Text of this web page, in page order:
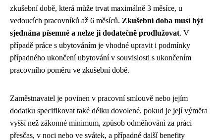
zkušební době, která může trvat maximálně 3 měsíce, u
vedoucích pracovníků až 6 měsíců. Zkušební doba musí být
sjednána písemně a nelze ji dodatečně prodlužovat. V
případě práce s ubytováním je vhodné upravit i podmínky
případného ukončení ubytování v souvislosti s ukončením
pracovního poměru ve zkušební době.
Zaměstnavatel je povinen v pracovní smlouvě nebo jejím
dodatku specifikovat také délku dovolené, pokud je její výměra
vyšší než zákonné minimum, způsob odměňování za práci
přesčas, v noci nebo ve svátek, a případné další benefity